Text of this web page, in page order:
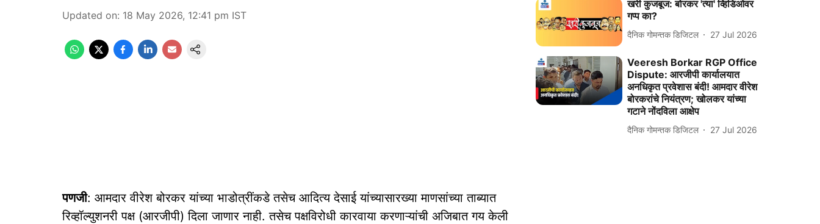
Updated on: 18 May 2026, 12:41 pm IST
पणजी: आमदार वीरेश बोरकर यांच्या भाडोत्रींकडे तसेच आदित्य देसाई यांच्यासारख्या माणसांच्या ताब्यात
रिव्हॉल्युशनरी पक्ष (आरजीपी) दिला जाणार नाही. तसेच पक्षविरोधी कारवाया करणाऱ्यांची अजिबात गय केली
खरी कुजबूज: बोरकर 'त्या' व्हिडिओवर
गप्प का?
दैनिक गोमन्तक डिजिटल 27 Jul 2026
Veeresh Borkar RGP Office
Dispute: आरजीपी कार्यालयात
अनधिकृत प्रवेशास बंदी! आमदार वीरेश
बोरकरांचे नियंत्रण; खोलकर यांच्या
गटाने नोंदविला आक्षेप
दैनिक गोमन्तक डिजिटल 27 Jul 2026